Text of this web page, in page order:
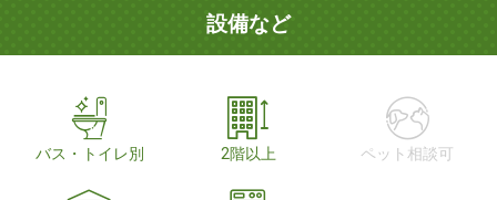
設備など
バス・トイレ別 2階以上 ペット相談可